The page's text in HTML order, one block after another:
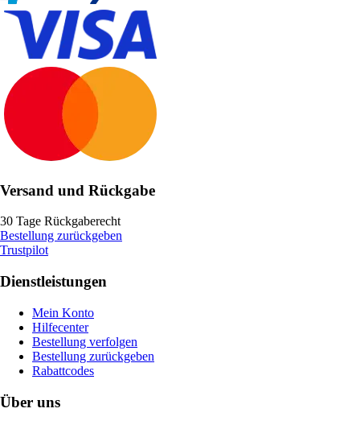
Versand und Rückgabe
30 Tage Rückgaberecht
Bestellung zurückgeben
Trustpilot
Dienstleistungen
Mein Konto
Hilfecenter
Bestellung verfolgen
Bestellung zurückgeben
Rabattcodes
Über uns